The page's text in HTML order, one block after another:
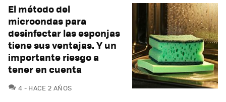
El método del
microondas para
desinfectar las esponjas
tiene sus ventajas. Y un
importante riesgo a
tener en cuenta
4 COMENTARIOS
HACE 2 AÑOS